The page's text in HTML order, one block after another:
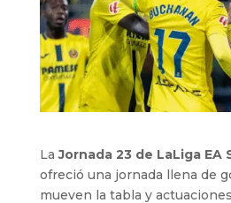
LaJornada 23 de LaLiga EA
ofreció una jornada llena de
mueven la tabla y